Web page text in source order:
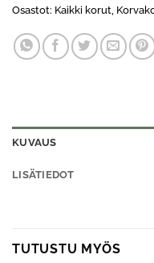
Osastot: Kaikki korut
KUVAUS
LISÄTIEDOT
TUTUSTU MYÖS